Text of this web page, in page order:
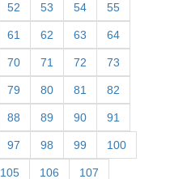
52 53 54 55
61 62 63 64
70 71 72 73
79 80 81 82
88 89 90 91
97 98 99 100
105 106 107